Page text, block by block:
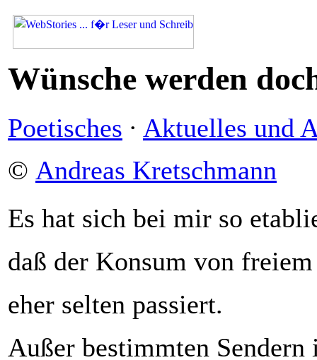
Wünsche werden
Poetisches · Aktuelles und
© Andreas Kretschmann
Es hat sich bei mir so
daß der Konsum von
eher selten passiert.
Außer bestimmten